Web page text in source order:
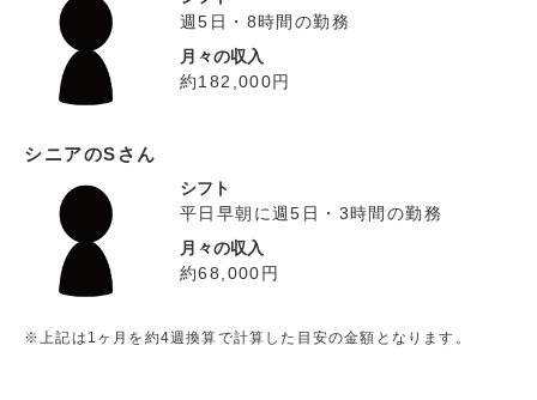
週5日・8時間の勤務
月々の収入
約182,000円
シニアのSさん
シフト
平日早朝に週5日・3時間の勤務
月々の収入
約68,000円
※上記は1ヶ月を約4週換算で計算した目安の金額となります。